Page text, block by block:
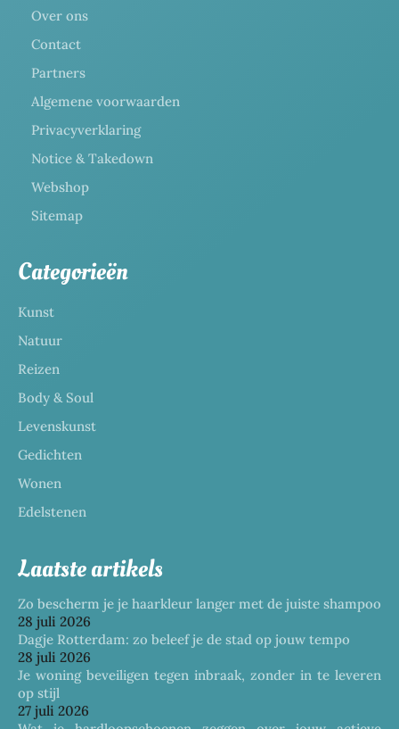
Over ons
Contact
Partners
Algemene voorwaarden
Privacyverklaring
Notice & Takedown
Webshop
Sitemap
Categorieën
Kunst
Natuur
Reizen
Body & Soul
Levenskunst
Gedichten
Wonen
Edelstenen
Laatste artikels
Zo bescherm je je haarkleur langer met de juiste shampoo
28 juli 2026
Dagje Rotterdam: zo beleef je de stad op jouw tempo
28 juli 2026
Je woning beveiligen tegen inbraak, zonder in te leveren
op stijl
27 juli 2026